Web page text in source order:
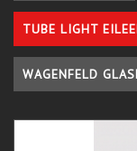
TUBE LIGHT
WAGENFELD